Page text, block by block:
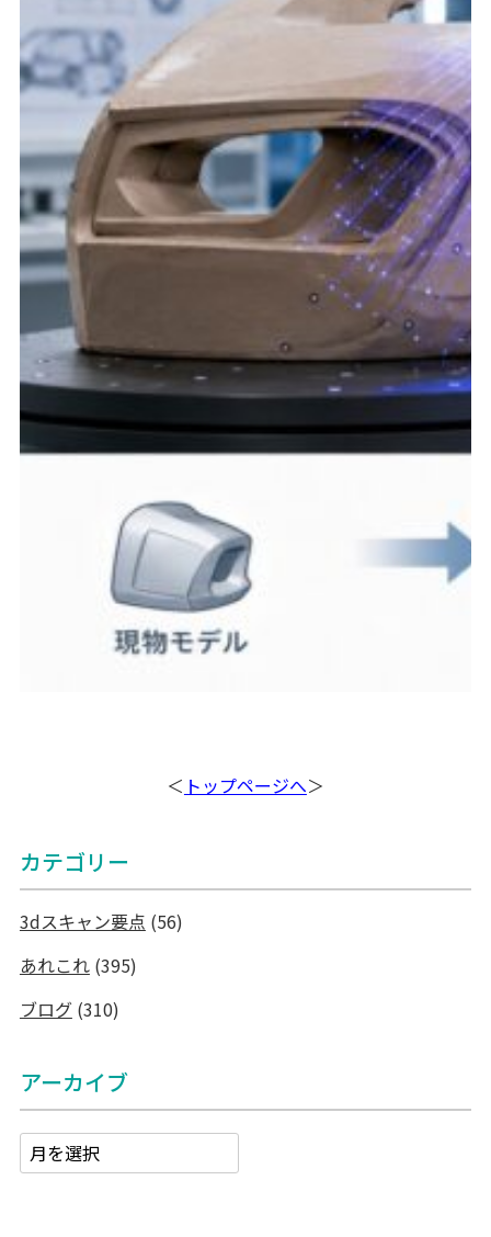
＜ トップページへ＞
カテゴリー
3dスキャン要点 (56)
あれこれ(395)
ブログ(310)
アーカイブ